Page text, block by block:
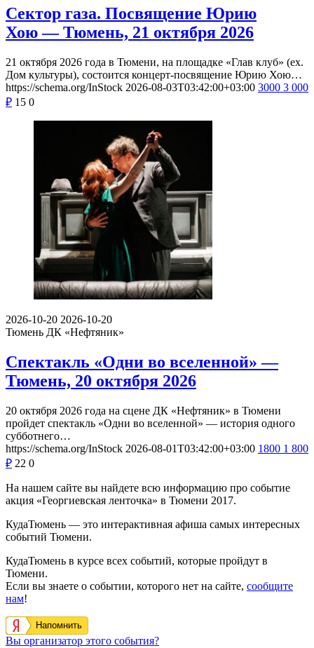
Сектор газа. Посвящение Юрию
Хою — Тюмень, 21 октября 2026
21 октября 2026 года в Тюмени, на площадке «Глав клуб» (ex.
Дом культуры), состоится концерт-посвящение Юрию Хою…
https://schema.org/InStock 2026-08-03T03:42:00+03:00 3000 3 000
₽ 15 0
2026-10-20 2026-10-20
Тюмень ДК «Нефтяник»
Спектакль «Одни во вселенной» —
Тюмень, 20 октября 2026
20 октября 2026 года на сцене ДК «Нефтяник» в Тюмени
пройдет спектакль «Одни во вселенной» — история одного
субботнего…
https://schema.org/InStock 2026-08-01T03:42:00+03:00 1800 1 800
₽ 22 0
На нашем сайте вы найдете всю информацию про событие
акция «Георгиевская ленточка» в Тюмени 2017.
КудаТюмень — это интерактивная афиша самых интересных
событий Тюмени.
КудаТюмень в курсе всех событий, которые пройдут в
Тюмени.
Если вы знаете о событии, которого нет на сайте, сообщите
нам!
Напомнить
Вы организатор этого события?